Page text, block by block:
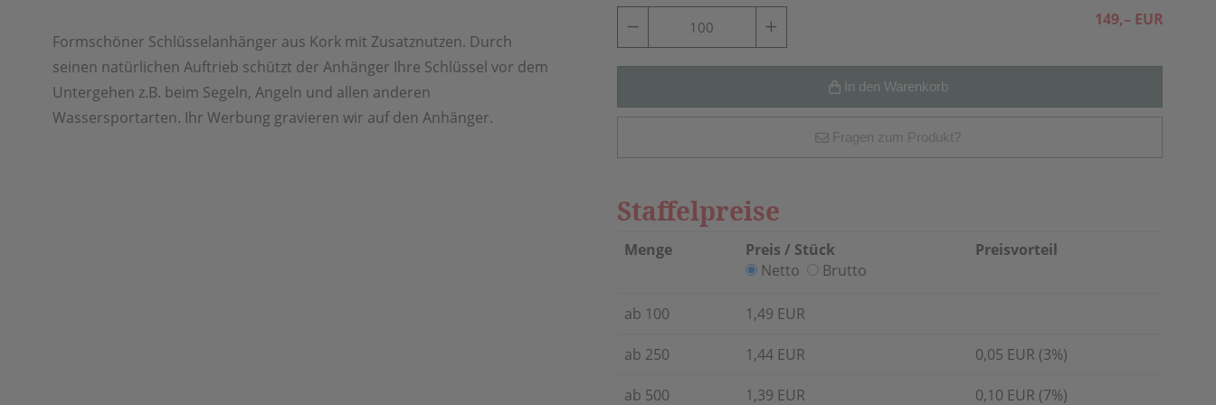
Formschöner Schlüsselanhänger aus Kork mit Zusatznutzen. Durch
seinen natürlichen Auftrieb schützt der Anhänger Ihre Schlüssel vor dem
Untergehen z.B. beim Segeln, Angeln und allen anderen
Wassersportarten. Ihr Werbung gravieren wir auf den Anhänger.
149,– EUR
In den Warenkorb
Fragen zum Produkt?
Staffelpreise
Menge
Preis / Stück
Netto
Brutto
Preisvorteil
ab 100 1,49 EUR
ab 250 1,44 EUR 0,05 EUR (3%)
ab 500 1,39 EUR 0,10 EUR (7%)